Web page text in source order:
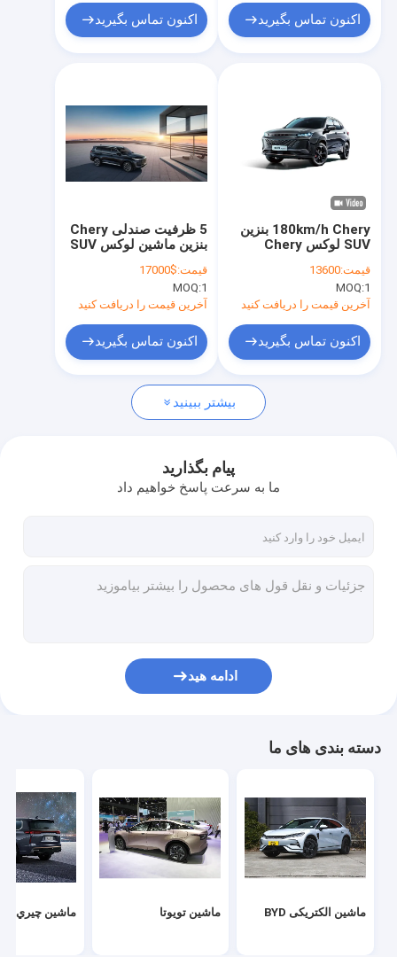
فیلم های
کنترل کیفیت
تماس با ما
درخواست نقل قول
ماشین الکتریکی BYD
ماشین الکتریکی لیکسیانگ
ماشین مرسدس
ماشین برقی سرس
ماشین الکتریکی Lynk & Co
ماشین دست دوم
اکنون تماس بگیرید اکنون تماس بگیرید
5 ظرفیت صندلی Chery
بنزین ماشین لوکس SUV
100km مصرف سوخت
قیمت:$17000
MOQ:1
آخرین قیمت را دریافت کنید
اکنون تماس بگیرید
180km/h Chery بنزین
SUV لوکس Chery
انتقال دستی
قیمت:13600
MOQ:1
آخرین قیمت را دریافت کنید
اکنون تماس بگیرید
بیشتر ببینید
پیام بگذارید
ما به سرعت پاسخ خواهیم داد
ادامه هید
دسته بندی های ما
ماشین الکتریکی BYD ماشین تویوتا ماشين چيري